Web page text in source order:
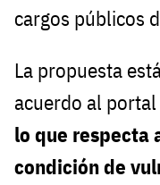
cargos públicos
La propuesta
acuerdo al
lo que respecta
condición de